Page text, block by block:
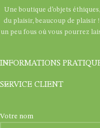
Une boutique d’objets
du plaisir, beaucoup de plaisir
un peu fous où vous pourrez
INFORMATIONS
SERVICE CLIENT
Votre nom